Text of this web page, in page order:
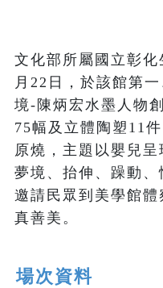
文化部所屬國立彰
月22日，於該館第
境-陳炳宏水墨人物
75幅及立體陶塑11
原燒，主題以嬰兒呈
夢境、抬伸、躁動、
邀請民眾到美學館
真善美。
場次資料